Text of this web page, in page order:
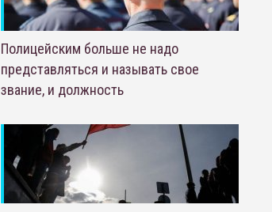
Полицейским больше не надо
представляться и называть свое
звание, и должность